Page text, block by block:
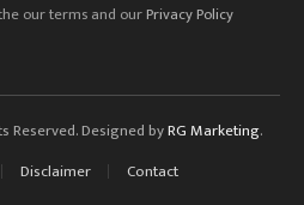
our terms and ourPrivacy Policy
Reserved. Designed byRG Marketing.
Disclaimer Contact